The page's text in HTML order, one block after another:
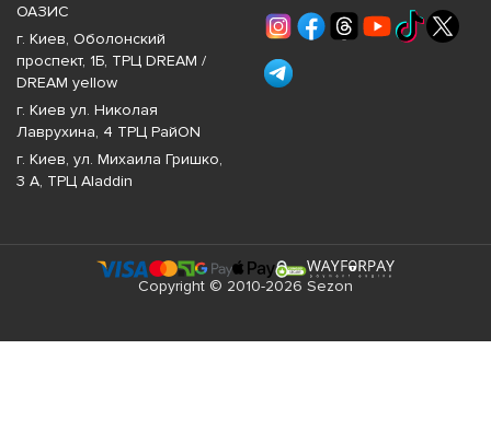
ОАЗИС
г. Киев, Оболонский
проспект, 1Б, ТРЦ DREAM /
DREAM yellow
г. Киев ул. Николая
Лаврухина, 4 ТРЦ РайON
г. Киев, ул. Михаила Гришко,
3 А, ТРЦ Aladdin
Copyright © 2010-2026 Sezon